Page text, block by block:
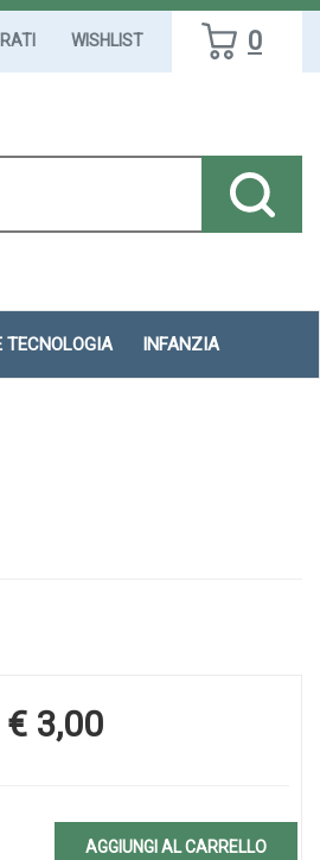
WISHLIST 0
TECNOLOGIA INFANZIA
Prezzo
€ 3,00
AGGIUNGI AL CARRELLO